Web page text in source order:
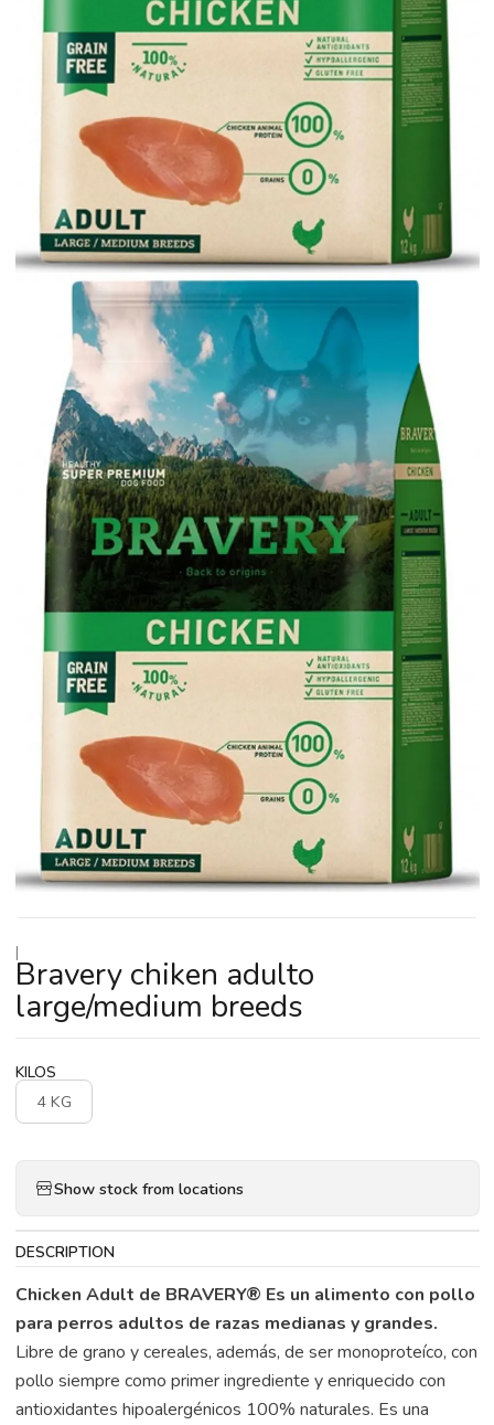
|
Bravery chiken adulto
large/medium breeds
KILOS
4 KG
Show stock from locations
DESCRIPTION
Chicken Adult de BRAVERY® Es un alimento con pollo
para perros adultos de razas medianas y grandes.
Libre de grano y cereales, además, de ser monoproteíco, con
pollo siempre como primer ingrediente y enriquecido con
antioxidantes hipoalergénicos 100% naturales. Es una